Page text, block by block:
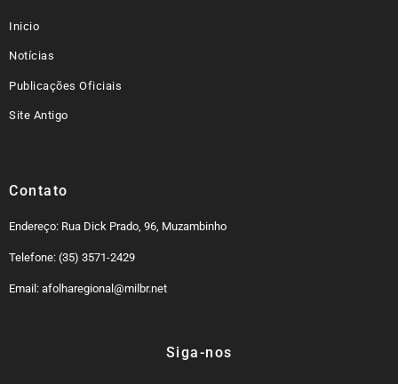
Inicio
Notícias
Publicações Oficiais
Site Antigo
Contato
Endereço: Rua Dick Prado, 96, Muzambinho
Telefone: (35) 3571-2429
Email: afolharegional@milbr.net
Siga-nos